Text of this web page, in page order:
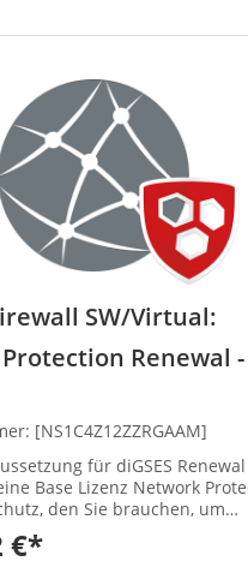
SW/Virtual:
Renewal -
[NS1C4Z12ZZRGAAM]
für diGSES
Network Protection
den Sie brauchen, um
und hochentwickelte
abzuwehren und vertraue...
€*